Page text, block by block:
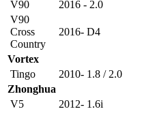
V90
2016 - 2.0
V90
Cross
Country
2016- D4
Vortex
Tingo
2010- 1.8 / 2.0
Zhonghua
V5
2012- 1.6i